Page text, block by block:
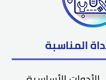
المناسبة